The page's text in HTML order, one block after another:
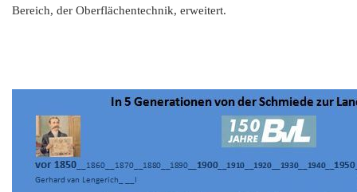
Bereich, der Oberflächentechnik, erweitert.